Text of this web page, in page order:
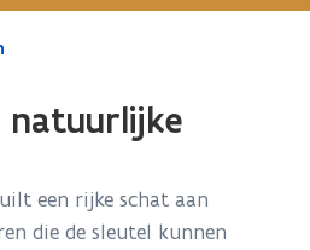
gaan
natuurlijke
een rijke schat aan
die de sleutel kunnen